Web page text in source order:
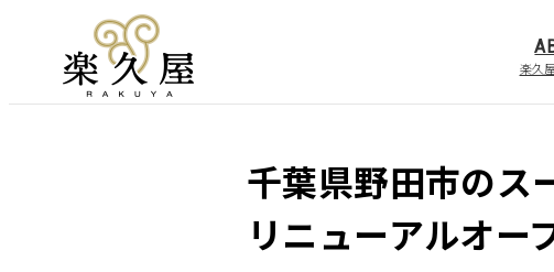
楽久
千葉県野田市のス
リニューアルオー